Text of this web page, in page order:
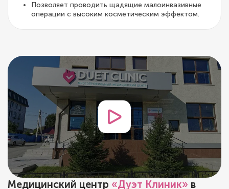
Позволяет проводить щадящие малоинвазивные
операции с высоким косметическим эффектом.
Медицинский центр «Дуэт Клиник» в